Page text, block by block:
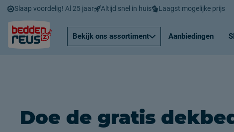
Slaap voordelig! Al 25 jaar Altijd snel in huis Laagst mogelijke prijs
Bekijk ons assortiment Aanbiedingen
Doe de gratis